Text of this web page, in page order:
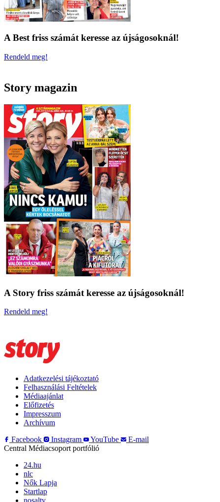
A Best friss számát keresse az újságosoknál!
Rendeld meg!
Story magazin
A Story friss számát keresse az újságosoknál!
Rendeld meg!
Adatkezelési tájékoztató
Felhasználási Feltételek
Médiaajánlat
Előfizetés
Impresszum
Archívum
Facebook
Instagram YouTube
E-mail
Central Médiacsoport portfólió
24.hu
nlc
Nők Lapja
Startlap